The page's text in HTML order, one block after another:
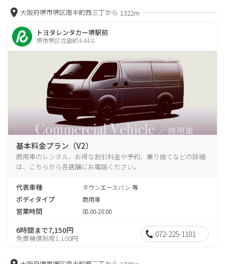
大阪府堺市堺区南半町西三丁から 1322m
トヨタレンタカー堺駅前
堺市堺区戎島町4-44-8
基本料金プラン（V2）
商用車のレンタル、お得な割引料金や予約、乗り捨てなどの詳細
は、こちらから各店舗にお電話ください。
代表車種 タウンエースバン 等
ボディタイプ 商用車
営業時間 08:00-20:00
6時間まで7,150円
免責補償制度1,100円 072-225-1101